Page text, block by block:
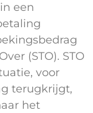
een
(STO). STO
voor
terugkrijgt,
het